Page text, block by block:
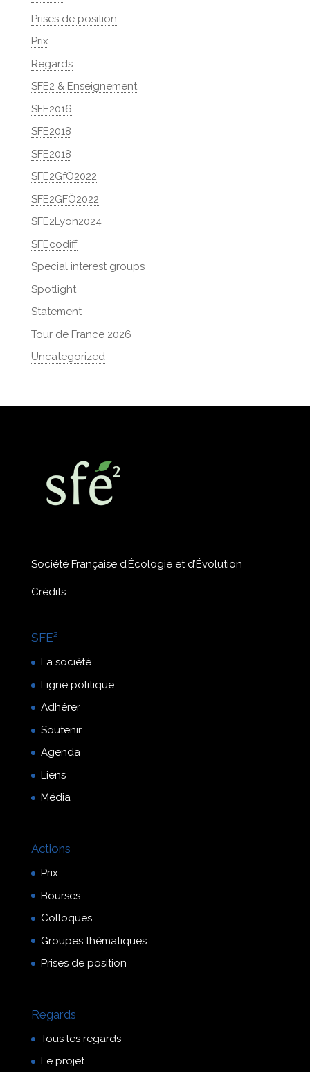
Prises de position
Prix
Regards
SFE2 & Enseignement
SFE2016
SFE2018
SFE2018
SFE2GfÖ2022
SFE2GFÖ2022
SFE2Lyon2024
SFEcodiff
Special interest groups
Spotlight
Statement
Tour de France 2026
Uncategorized
Société Française d’Écologie et d’Évolution
Crédits
SFE²
La société
Ligne politique
Adhérer
Soutenir
Agenda
Liens
Média
Actions
Prix
Bourses
Colloques
Groupes thématiques
Prises de position
Regards
Tous les regards
Le projet